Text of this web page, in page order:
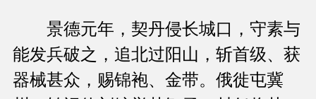
景德元年，契丹侵长城口，守素与
能发兵破之，追北过阳山，斩首级、获
器械甚众，赐锦袍、金带。俄徙屯冀